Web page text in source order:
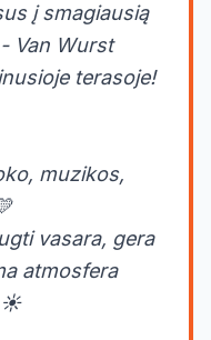
į smagiausią
Van Wurst
terasoje!
muzikos,
vasara, gera
atmosfera
☀️